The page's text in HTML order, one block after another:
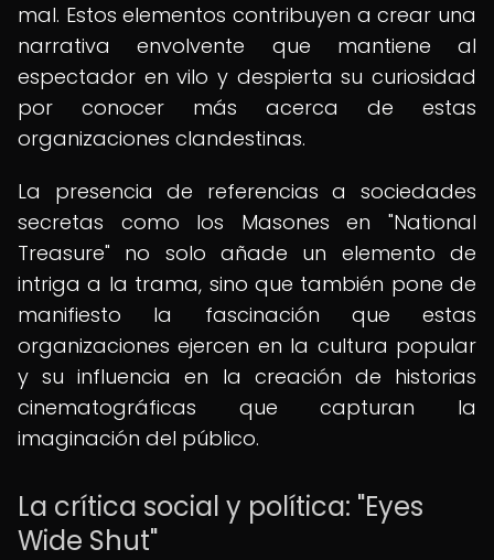
mal. Estos elementos contribuyen a crear una
narrativa envolvente que mantiene al
espectador en vilo y despierta su curiosidad
por conocer más acerca de estas
organizaciones clandestinas.
La presencia de referencias a sociedades
secretas como los Masones en "National
Treasure" no solo añade un elemento de
intriga a la trama, sino que también pone de
manifiesto la fascinación que estas
organizaciones ejercen en la cultura popular
y su influencia en la creación de historias
cinematográficas que capturan la
imaginación del público.
La crítica social y política: "Eyes
Wide Shut"